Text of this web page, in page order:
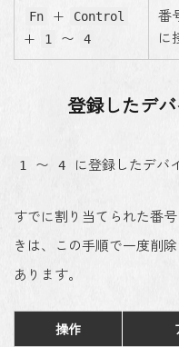
Fn + Control
+ 1 〜 4
番
に
登録したデ
1 〜 4 に登録したデバ
すでに割り当てられた番
きは、この手順で一度削
あります。
操作